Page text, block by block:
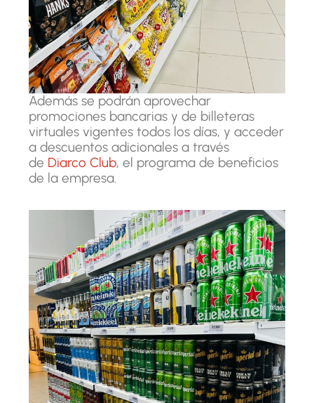
Además se podrán aprovechar
promociones bancarias y de billeteras
virtuales vigentes todos los días, y acceder
a descuentos adicionales a través
de Diarco Club, el programa de beneficios
de la empresa.